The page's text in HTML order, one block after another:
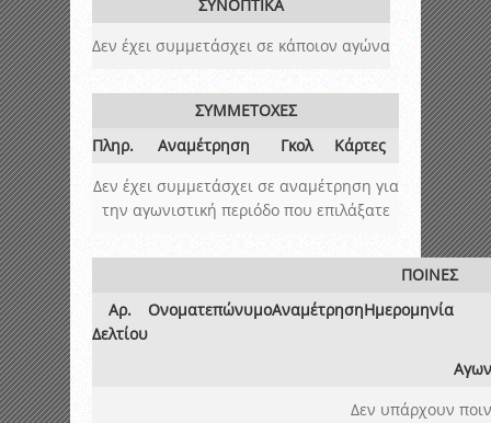
ΣΥΝΟΠΤΙΚΑ
Δεν έχει συμμετάσχει σε κάποιον αγώνα
ΣΥΜΜΕΤΟΧΕΣ
Πληρ.
Αναμέτρηση Γκολ
Κάρτες
Δεν έχει συμμετάσχει σε αναμέτρηση για
την αγωνιστική περιόδο που επιλάξατε
ΠΟΙΝΕΣ
Αρ.
Δελτίου
ΟνοματεπώνυμοΑναμέτρησηΗμερομηνία
Δεν υπάρχουν